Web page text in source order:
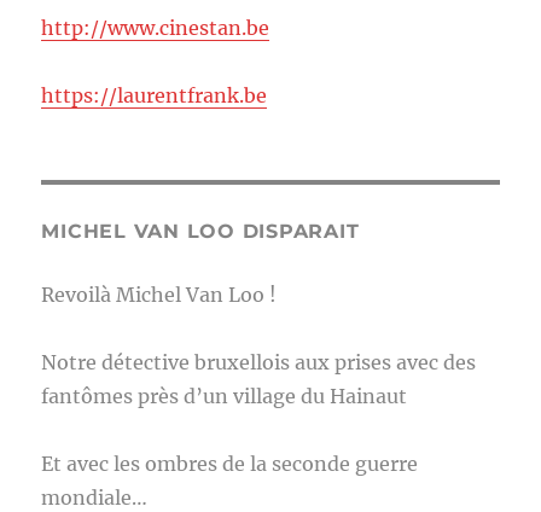
http://www.cinestan.be
https://laurentfrank.be
MICHEL VAN LOO DISPARAIT
Revoilà Michel Van Loo !
Notre détective bruxellois aux prises avec des
fantômes près d’un village du Hainaut
Et avec les ombres de la seconde guerre
mondiale…